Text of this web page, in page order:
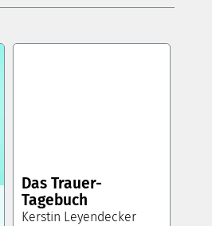
Das Trauer-
Tagebuch
Kerstin Leyendecker